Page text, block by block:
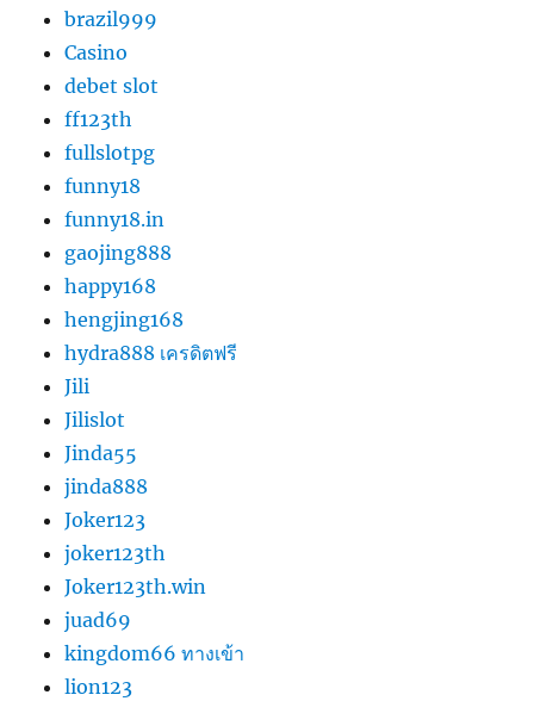
brazil999
Casino
debet slot
ff123th
fullslotpg
funny18
funny18.in
gaojing888
happy168
hengjing168
hydra888 เครดิตฟรี
Jili
Jilislot
Jinda55
jinda888
Joker123
joker123th
Joker123th.win
juad69
kingdom66 ทางเข้า
lion123